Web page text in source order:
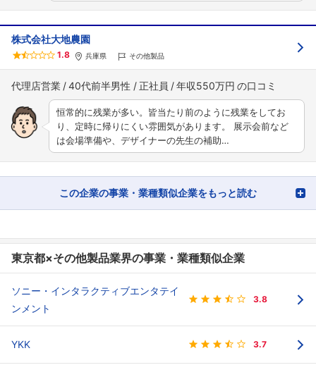
株式会社大地農園
1.8 兵庫県 その他製品
代理店営業 40代前半男性 正社員 年収550万円
恒常的に残業が多い。皆当たり前のように残業をしてお
り、定時に帰りにくい雰囲気があります。 展示会前など
は会場準備や、デザイナーの先生の補助…
この企業の事業・業種類似企業をもっと読む
東京都×その他製品業界の事業・業種類似企業
ソニー・インタラクティブエンタテイ
ンメント
3.8
YKK 3.7